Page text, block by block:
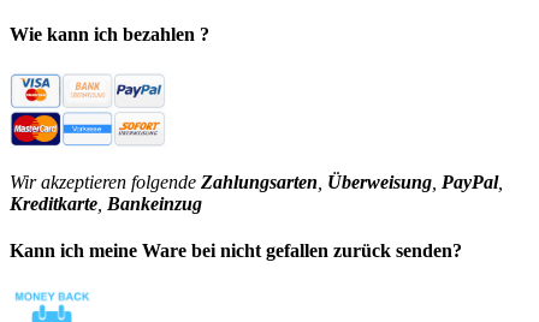
Wie kann ich bezahlen ?
Wir akzeptieren folgende Zahlungsarten Überweisung PayPal,
Kreditkarte Bankeinzug
Kann ich meine Ware bei nicht gefallen zurück senden?